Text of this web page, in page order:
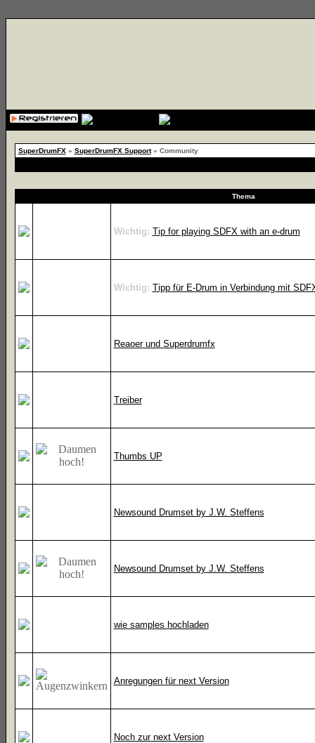
SuperDrumFX» SuperDrumFX Support» Community
Thema
Wichtig: Tip for playing SDFX with an e-drum
Wichtig: Tipp für E-Drum in Verbindung mit
Reaoer und Superdrumfx
Treiber
Thumbs UP
Newsound Drumset by J.W. Steffens
Newsound Drumset by J.W. Steffens
wie samples hochladen
Anregungen für next Version
Noch zur next Version